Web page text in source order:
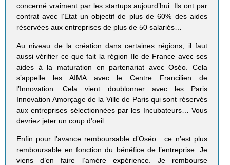
concerné vraiment par les startups aujourd’hui. Ils ont par
contrat avec l’Etat un objectif de plus de 60% des aides
réservées aux entreprises de plus de 50 salariés…
Au niveau de la création dans certaines régions, il faut
aussi vérifier ce que fait la région Ile de France avec ses
aides à la maturation en partenariat avec Oséo. Cela
s’appelle les AIMA avec le Centre Francilien de
l’Innovation. Cela vient doublonner avec les Paris
Innovation Amorçage de la Ville de Paris qui sont réservés
aux entreprises sélectionnées par les Incubateurs… Vous
devriez jeter un coup d’oeil…
Enfin pour l’avance remboursable d’Oséo : ce n’est plus
remboursable en fonction du bénéfice de l’entreprise. Je
viens d’en faire l’amère expérience. Je rembourse